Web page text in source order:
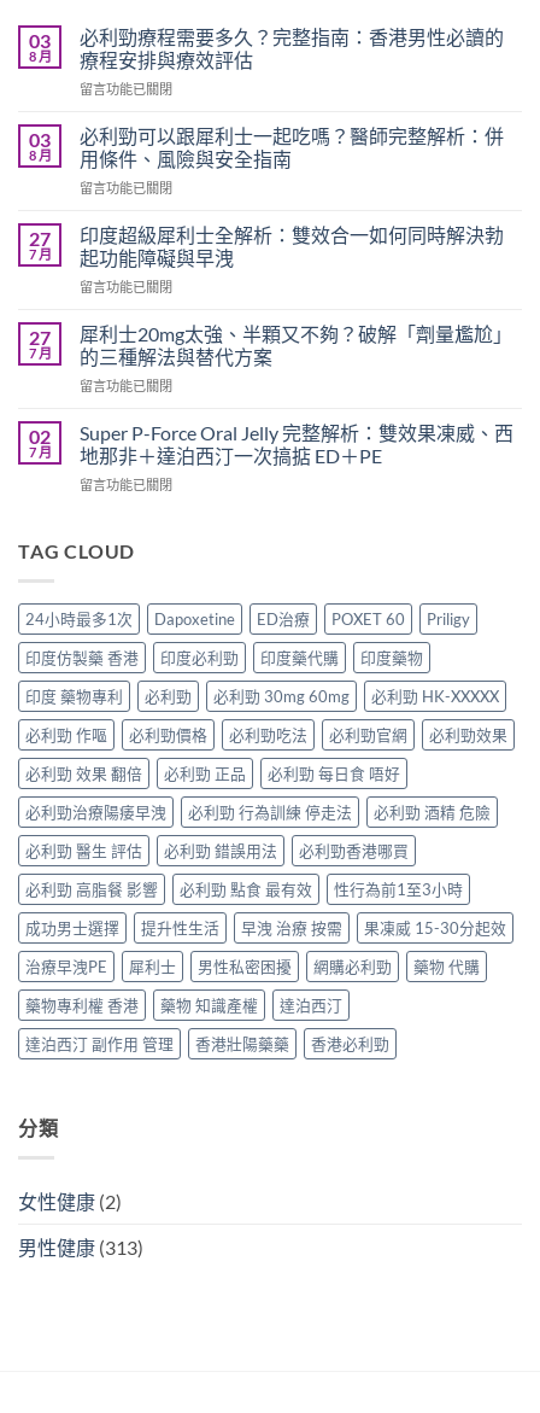
03
8 月
必利勁療程需要多久？完整指南：香港男性必讀的
療程安排與療效評估
在
利
勁
療
程
要
多
久？
完
指
南：
港
性
必
讀
安
與
療
效
評
估〉
中
留言功能已關閉
03
8 月
必利勁可以跟犀利士一起吃嗎？醫師完整解析：併
用條件、風險與安全指南
在
利
勁
可
以
犀
利
士
一
吃
嗎？
師
解
用
條
件、
風
險
與
安
全
指
南〉
中
留言功能已關閉
27
7 月
印度超級犀利士全解析：雙效合一如何同時解決勃
起功能障礙與早洩
在
度
超
級
犀
士
全
析：
合
何
同
時
解
決
勃
起
功
能
障
礙
與
早
洩〉
中
留言功能已關閉
27
7 月
犀利士20mg太強、半顆又不夠？破解「劑量尷尬」
的三種解法與替代方案
在
利
士
20mg
太
顆
夠？
破
解
「劑
量
尷
尬」
的
三
種
解
法
與
替
代
方
案〉
中
留言功能已關閉
02
7 月
Super P-Force Oral Jelly 完整解析：雙效果凍威、西
地那非＋達泊西汀一次搞掂 ED＋PE
在
Force
完
整
解
析：
雙
效
果
凍
威、
西
地
那
非
＋
達
泊
西
汀
一
次
搞
掂
ED
留言功能已關閉
TAG CLOUD
24小時最多1次 Dapoxetine ED治療 POXET 60
Priligy
印度仿製藥 香港
印度必利勁 印度藥代購
印度藥物
印度 藥物專利
必利勁 必利勁 30mg 60mg
必利勁 HK-XXXXX
必利勁 作嘔
必利勁價格 必利勁吃法 必利勁官網
必利勁效果
必利勁 效果 翻倍
必利勁 正品
必利勁 每日食 唔好
必利勁治療陽痿早洩
必利勁 行為訓練 停走法
必利勁 酒精 危險
必利勁 醫生 評估
必利勁 錯誤用法
必利勁香港哪買
必利勁 高脂餐 影響
必利勁 點食 最有效
性行為前1至3小時
成功男士選擇
提升性生活 早洩 治療 按需
果凍威 15-30分起效
治療早洩PE
犀利士 男性私密困擾 網購必利勁
藥物 代購
藥物專利權 香港
藥物 知識產權
達泊西汀
達泊西汀 副作用 管理
香港壯陽藥藥 香港必利勁
分類
女性健康 (2)
男性健康 (313)